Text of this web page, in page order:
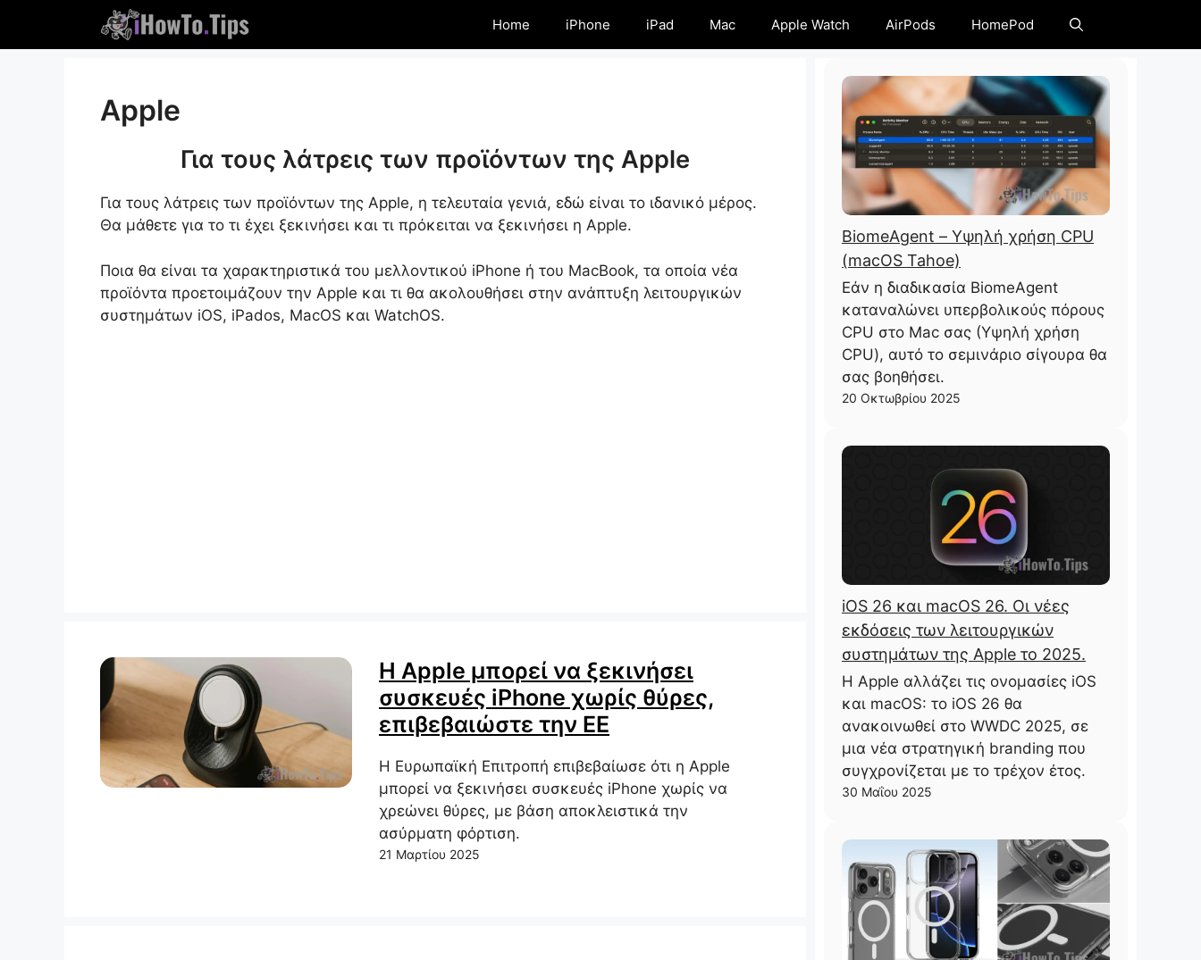
περιεχόμενο
Home iPhone iPad Mac Apple Watch AirPods HomePod
Apple
Για τους λάτρεις των προϊόντων της Apple
Για τους λάτρεις των προϊόντων της Apple, η τελευταία γενιά, εδώ είναι το ιδανικό μέρος.
Θα μάθετε για το τι έχει ξεκινήσει και τι πρόκειται να ξεκινήσει η Apple.
Ποια θα είναι τα χαρακτηριστικά του μελλοντικού iPhone ή του MacBook, τα οποία νέα
προϊόντα προετοιμάζουν την Apple και τι θα ακολουθήσει στην ανάπτυξη λειτουργικών
συστημάτων iOS, iPados, MacOS και WatchOS.
Η Apple μπορεί να ξεκινήσει
συσκευές iPhone χωρίς θύρες,
επιβεβαιώστε την ΕΕ
Η Ευρωπαϊκή Επιτροπή επιβεβαίωσε ότι η Apple
μπορεί να ξεκινήσει συσκευές iPhone χωρίς να
χρεώνει θύρες, με βάση αποκλειστικά την
ασύρματη φόρτιση.
21 Μαρτίου 2025
BiomeAgent – ​​Υψηλή χρήση CPU
(macOS Tahoe)
Εάν η διαδικασία BiomeAgent
καταναλώνει υπερβολικούς πόρους
CPU στο Mac σας (Υψηλή χρήση
CPU), αυτό το σεμινάριο σίγουρα θα
σας βοηθήσει.
20 Οκτωβρίου 2025
iOS 26 και macOS 26. Οι νέες
εκδόσεις των λειτουργικών
συστημάτων της Apple το 2025.
Η Apple αλλάζει τις ονομασίες iOS
και macOS: το iOS 26 θα
ανακοινωθεί στο WWDC 2025, σε
μια νέα στρατηγική branding που
συγχρονίζεται με το τρέχον έτος.
30 Μαΐου 2025